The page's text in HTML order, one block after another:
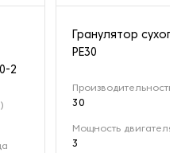
2
Гранулятор сухого
PE30
Производительность
30
Мощность двигателя
3